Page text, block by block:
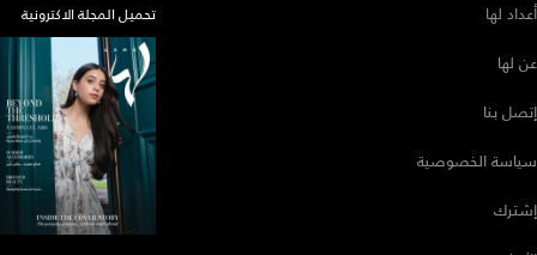
أعداد لها
عن لها
إتصل بنا
سياسة الخصوصية
إشترك
تحميل المجلة الاكترونية